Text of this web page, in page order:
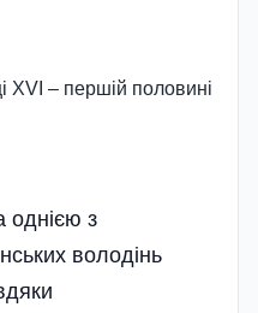
однією з
володінь